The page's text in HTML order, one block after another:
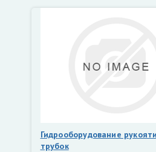
Гидрооборудование
трубок